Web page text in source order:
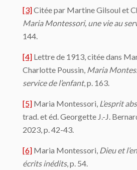
[3]Citée par Martine Gilsoul et
Maria Montessori, une vie au
144.
[4] Lettre de 1913, citée dans
Charlotte Poussin, Maria
service de l’enfant, p. 163.
[5] Maria Montessori, L’esprit
trad. et éd. Georgette J.-J.
2023, p. 42-43.
[6] Maria Montessori, Dieu et
écrits inédits, p. 54.